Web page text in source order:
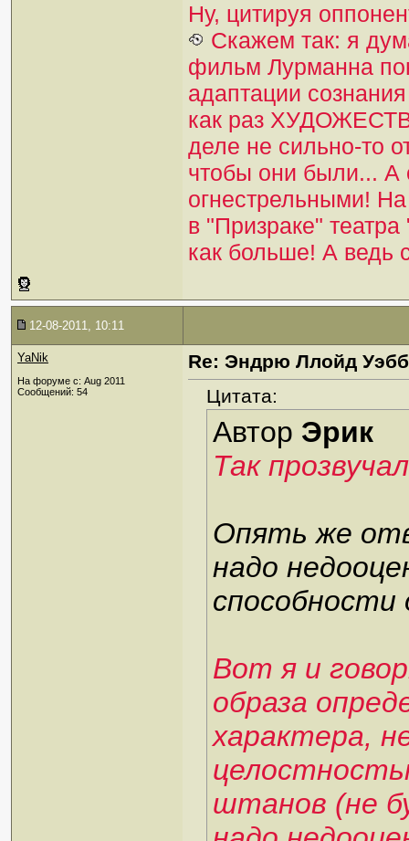
Ну, цитируя
Скажем так: я
фильм Лурманна
адаптации
как раз
деле не сильно-то
чтобы они были... А
огнестрельными!
в "Призраке" театра
как больше! А ведь
12-08-2011, 10:11
YaNik
На форуме с: Aug 2011
Сообщений: 54
Re: Эндрю Ллойд
Цитата:
Автор Эрик
Так
Опять же
надо
Вот я и
образа
характера,
штанов (не